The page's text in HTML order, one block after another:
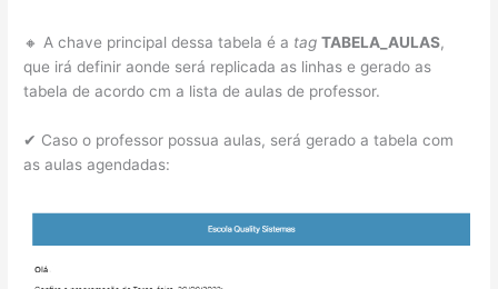
🔸 A chave principal dessa tabela é a tagTABELA_AULAS,
que irá definir aonde será replicada as linhas e gerado as
tabela de acordo cm a lista de aulas de professor.
✔ Caso o professor possua aulas, será gerado a tabela com
as aulas agendadas: